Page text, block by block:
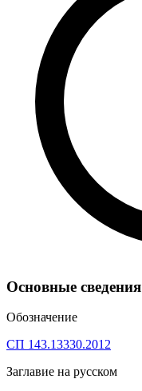
Основные сведения
Обозначение
СП 143.13330.2012
Заглавие на русском